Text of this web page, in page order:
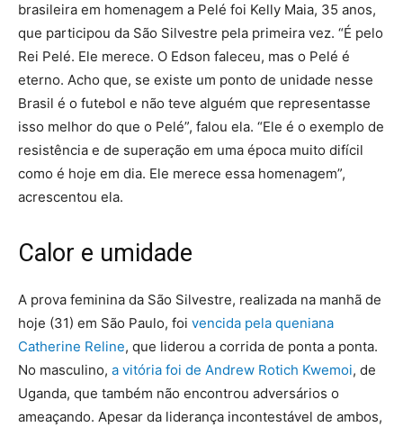
brasileira em homenagem a Pelé foi Kelly Maia, 35 anos,
que participou da São Silvestre pela primeira vez. “É pelo
Rei Pelé. Ele merece. O Edson faleceu, mas o Pelé é
eterno. Acho que, se existe um ponto de unidade nesse
Brasil é o futebol e não teve alguém que representasse
isso melhor do que o Pelé”, falou ela. “Ele é o exemplo de
resistência e de superação em uma época muito difícil
como é hoje em dia. Ele merece essa homenagem”,
acrescentou ela.
Calor e umidade
A prova feminina da São Silvestre, realizada na manhã de
hoje (31) em São Paulo, foi vencida pela queniana
Catherine Reline, que liderou a corrida de ponta a ponta.
No masculino, a vitória foi de Andrew Rotich Kwemoi, de
Uganda, que também não encontrou adversários o
ameaçando. Apesar da liderança incontestável de ambos,